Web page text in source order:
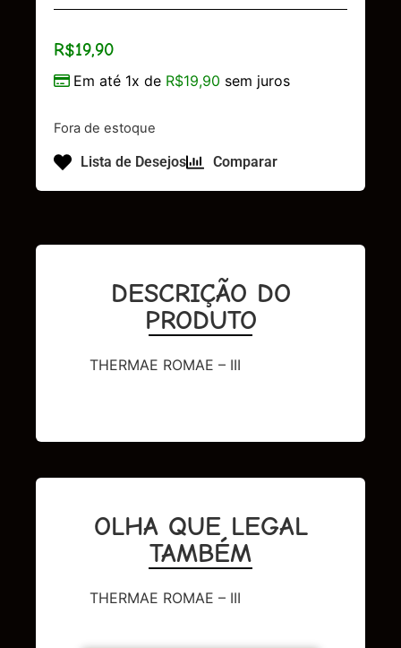
R$19,90
Em até 1x de R$19,90 sem juros
Fora de estoque
Lista de Desejos Comparar
DESCRIÇÃO DO
PRODUTO
THERMAE ROMAE – III
OLHA QUE LEGAL
TAMBÉM
THERMAE ROMAE – III